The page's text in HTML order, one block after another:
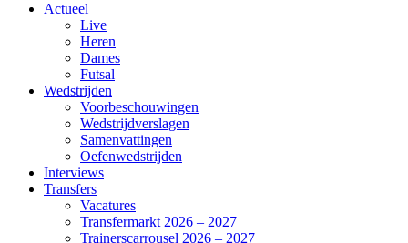
Actueel
Live
Heren
Dames
Futsal
Wedstrijden
Voorbeschouwingen
Wedstrijdverslagen
Samenvattingen
Oefenwedstrijden
Interviews
Transfers
Vacatures
Transfermarkt 2026 – 2027
Trainerscarrousel 2026 – 2027